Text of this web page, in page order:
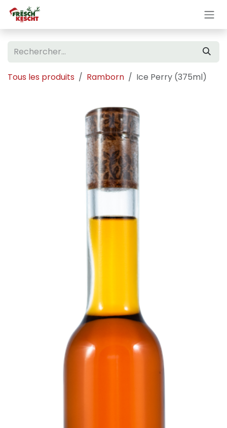
Se rendre au contenu
Tous les produits Ramborn Ice Perry (375ml)